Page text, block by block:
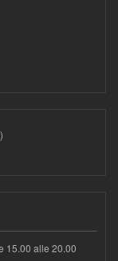
15.00 alle 20.00